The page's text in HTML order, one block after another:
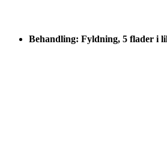
Behandling: Fyldning, 5 flader i